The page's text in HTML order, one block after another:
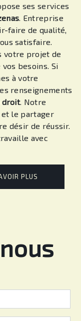
ses services
. Entreprise
faire de qualité,
satisfaire.
votre projet de
besoins. Si
à votre
renseignements
droit. Notre
le partager
désir de réussir.
avec
PLUS